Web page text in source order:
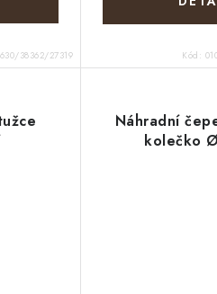
38362/27319 Kód:
Náhradní
kolečko